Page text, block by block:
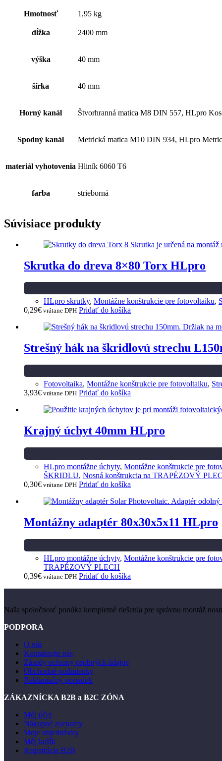
Hmotnosť 1,95 kg
dĺžka 2400 mm
výška 40 mm
šírka 40 mm
Horný kanál Štvorhranná matica M8 DIN 557, HLpro
Spodný kanál Metrická matica M10 DIN 934, HLpro
materiál vyhotovenia Hliník 6060 T6
farba strieborná
Súvisiace produkty
Skrutka do dreva 8×80 Torx HLpro
HLpro skrutky, Montážne konštrukcie pre fotovoltaiku,
0,29€ vrátane DPH Pridať do košíka
Strešný hák na škridlovú strechu
Fotovoltaika, Montážne konštrukcie pre fotovoltaiku,
3,93€ vrátane DPH Pridať do košíka
Krajný úchyt 40mm HLpro
HLpro montážne úchyty, Montážne konštrukcie pre
ŠKRIDLU, Nosná konštrukcia na TRAPÉZOVÝ
0,30€ vrátane DPH Pridať do košíka
Montážny adaptér 80x30x5x11 HLpro
HLpro montážne úchyty, Montážne konštrukcie pre
TRAPÉZOVÝ PLECH
0,39€ vrátane DPH Pridať do košíka
Naša spoločnosť ponúka kompletné riešenia pre správnu montáž
PODPORA
O nás
Kontaktujte nás
Zásady ochrany osobných údajov
Obchodné podmienky
Reklamačný poriadok
ZÁKAZNÍCKA B2B a B2C ZÓNA
Môj účet
Nákupné zoznamy
Moje objednávky
Môj košík
Registrácia B2B